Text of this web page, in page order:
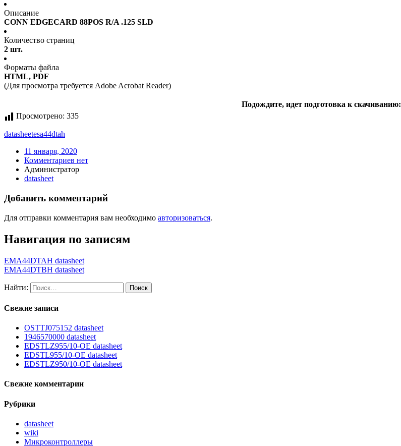
Описание
CONN EDGECARD 88POS R/A .125 SLD
Количество страниц
2 шт.
Форматы файла
HTML, PDF
(Для просмотра требуется Adobe Acrobat Reader)
Подождите, идет подготовка к скачиванию:
Просмотрено: 335
datasheetesa44dtah
11 января, 2020
Комментариев нет
Администратор
datasheet
Добавить комментарий
Для отправки комментария вам необходимо авторизоваться.
Навигация по записям
EMA44DTAH datasheet
EMA44DTBH datasheet
Найти:
Свежие записи
OSTTJ075152 datasheet
1946570000 datasheet
EDSTLZ955/10-OE datasheet
EDSTL955/10-OE datasheet
EDSTLZ950/10-OE datasheet
Свежие комментарии
Рубрики
datasheet
wiki
Микроконтроллеры